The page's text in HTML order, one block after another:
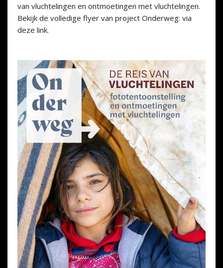
van vluchtelingen en ontmoetingen met vluchtelingen.
Bekijk de volledige flyer van project Onderweg: via
deze link.